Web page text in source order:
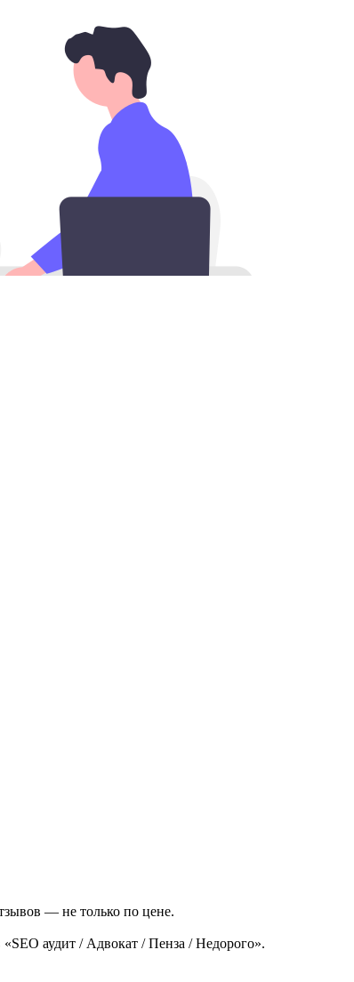
— не только по цене.
аудит / Адвокат / Пенза / Недорого».